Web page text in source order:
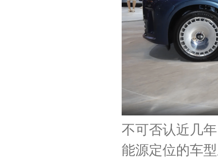
不可否认近几
能源定位的车